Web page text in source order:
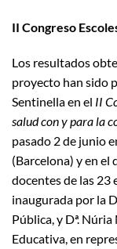
II Congreso
Los resultados
proyecto han sido
Sentinella en el II
salud con y para la
pasado 2 de junio
(Barcelona) y en el
docentes de las 23
inaugurada por la
Pública, y Dª.
Educativa, en